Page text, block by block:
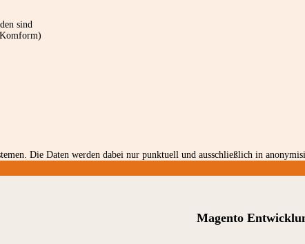
sind
Die Daten werden dabei nur punktuell und ausschließlich in
Magento